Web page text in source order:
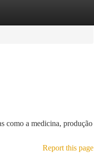
como a medicina, produção
Report this page